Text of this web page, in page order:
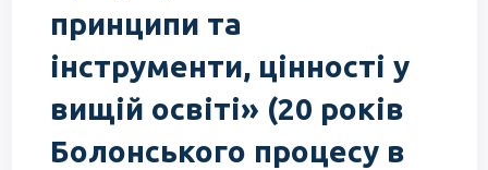
принципи та
інструменти, цінності у
вищій освіті» (20 років
Болонського процесу в